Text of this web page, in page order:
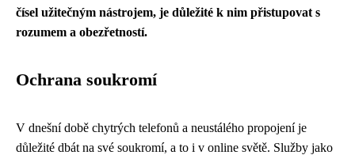
čísel užitečným nástrojem, je důležité k nim přistupovat s
rozumem a obezřetností.
Ochrana soukromí
V dnešní době chytrých telefonů a neustálého propojení je
důležité dbát na své soukromí, a to i v online světě. Služby jako